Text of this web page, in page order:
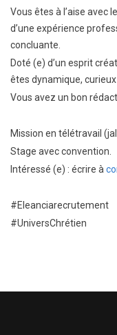
Vous êtes à l’aise avec
d’une expérience
concluante.
Doté (e) d’un esprit
êtes dynamique, curieux
Vous avez un bon
Mission en télétravail
Stage avec convention.
Intéressé (e) : écrire à
#Eleanciarecrutement
#UniversChrétien